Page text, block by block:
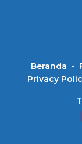
Beranda
Privacy